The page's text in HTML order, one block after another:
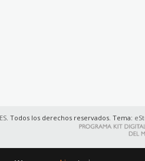
. Todos los derechos reservados. Tema: